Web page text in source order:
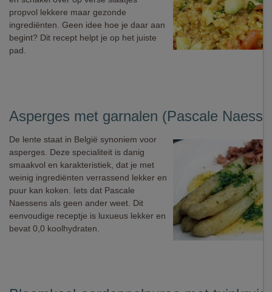
propvol lekkere maar gezonde
ingrediënten. Geen idee hoe je daar aan
begint? Dit recept helpt je op het juiste
pad.
Asperges met garnalen (Pascale
De lente staat in België synoniem voor
asperges. Deze specialiteit is danig
smaakvol en karakteristiek, dat je met
weinig ingrediënten verrassend lekker en
puur kan koken. Iets dat Pascale
Naessens als geen ander weet. Dit
eenvoudige receptje is luxueus lekker en
bevat 0,0 koolhydraten.